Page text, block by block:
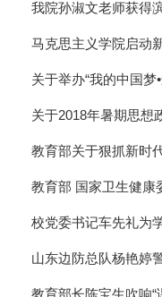
我院孙淑文老师获得
马克思主义学院启动
关于举办“我的中国
关于2018年暑期思想
教育部关于狠抓新时
教育部 国家卫生健康
校党委书记车先礼为
山东边防总队杨艳婷
教育部长陈宝生吹响“